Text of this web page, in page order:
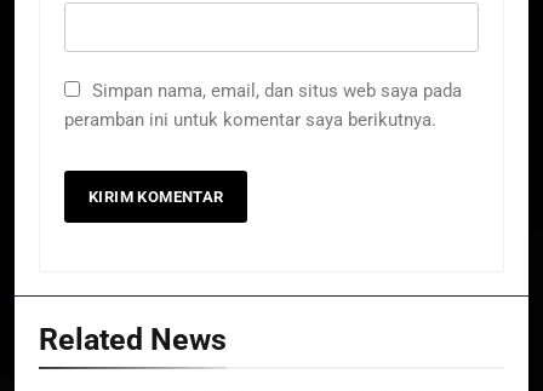
Simpan nama, email, dan situs web saya pada
peramban ini untuk komentar saya berikutnya.
Related News